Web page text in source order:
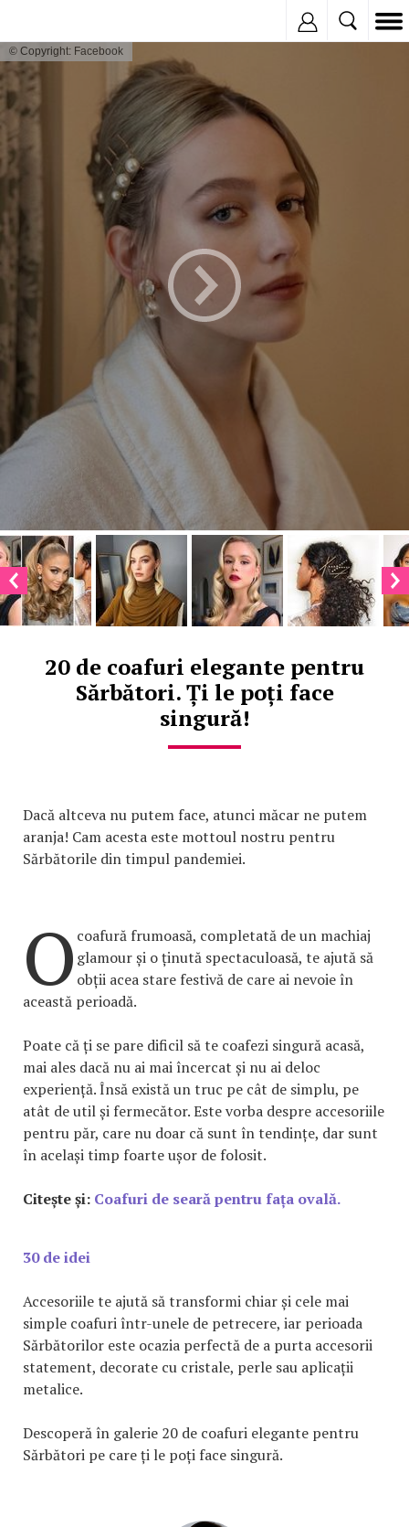
© Copyright: Facebook
20 de coafuri elegante pentru
Sărbători. Ți le poți face
singură!
Dacă altceva nu putem face, atunci măcar ne putem
aranja! Cam acesta este mottoul nostru pentru
Sărbătorile din timpul pandemiei.
O coafură frumoasă, completată de un machiaj
glamour și o ținută spectaculoasă, te ajută să
obții acea stare festivă de care ai nevoie în
această perioadă.
Poate că ți se pare dificil să te coafezi singură acasă,
mai ales dacă nu ai mai încercat și nu ai deloc
experiență. Însă există un truc pe cât de simplu, pe
atât de util și fermecător. Este vorba despre accesoriile
pentru păr, care nu doar că sunt în tendințe, dar sunt
în același timp foarte ușor de folosit.
Citește și: Coafuri de seară pentru fața ovală.
30 de idei
Accesoriile te ajută să transformi chiar și cele mai
simple coafuri într-unele de petrecere, iar perioada
Sărbătorilor este ocazia perfectă de a purta accesorii
statement, decorate cu cristale, perle sau aplicații
metalice.
Descoperă în galerie 20 de coafuri elegante pentru
Sărbători pe care ți le poți face singură.